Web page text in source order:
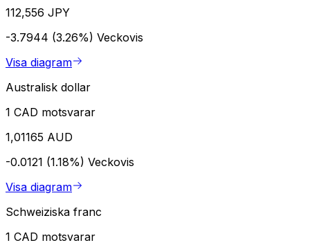
112,556 JPY
-3.7944 (3.26%) Veckovis
Visa diagram
Australisk dollar
1 CAD motsvarar
1,01165 AUD
-0.0121 (1.18%) Veckovis
Visa diagram
Schweiziska franc
1 CAD motsvarar